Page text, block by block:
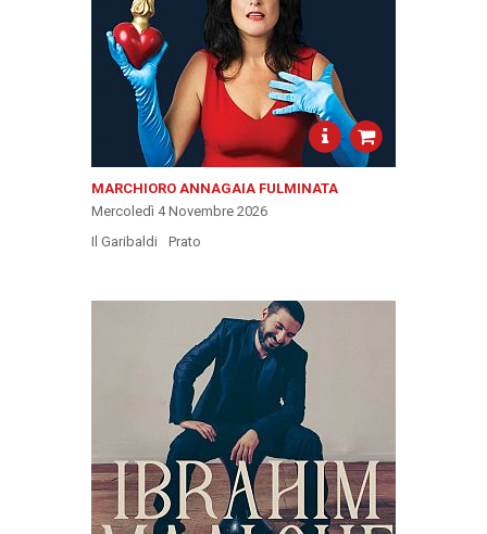
MARCHIORO ANNAGAIA FULMINATA
Mercoledì 4 Novembre 2026
Il Garibaldi
Prato